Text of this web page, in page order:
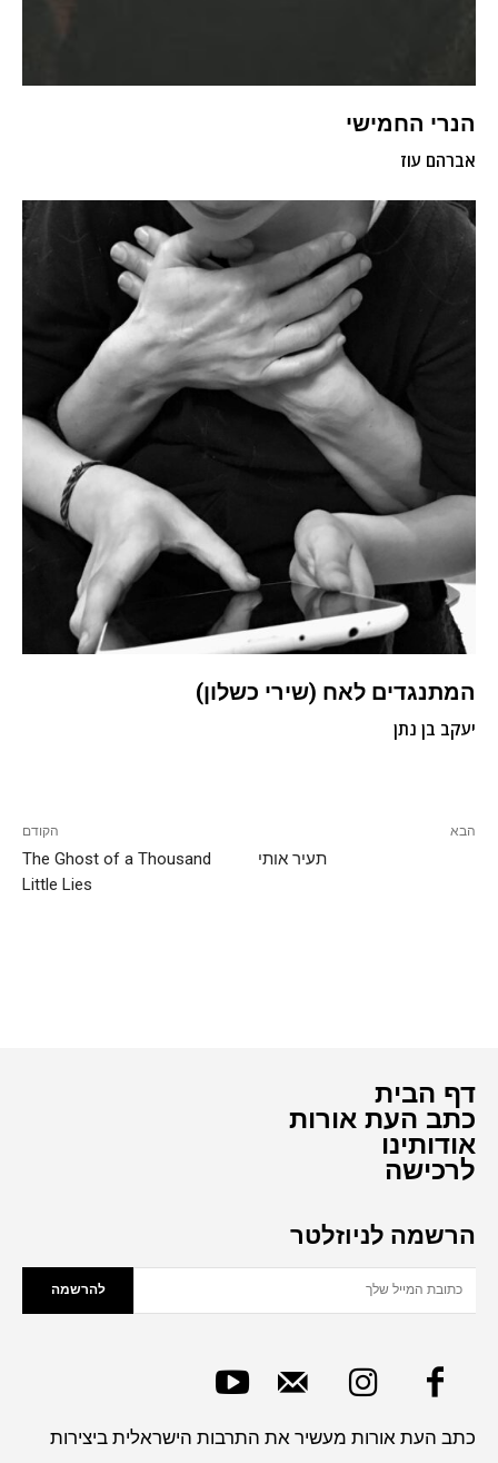
הנרי החמישי
אברהם עוז
המתנגדים לאח (שירי כשלון)
יעקב בן נתן
הקודם
The Ghost of a Thousand
Little Lies
הבא
תעיר אותי
דף הבית
כתב העת אורות
אודותינו
לרכישה
הרשמה לניוזלטר
להרשמה
כתב העת אורות מעשיר את התרבות הישראלית ביצירות